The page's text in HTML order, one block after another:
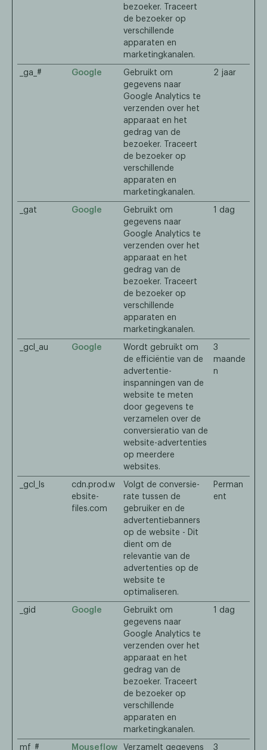
bezoeker. Traceert
de bezoeker op
verschillende
apparaten en
marketingkanalen.
_ga_# Google
Gebruikt om
gegevens naar
Google Analytics te
verzenden over het
apparaat en het
gedrag van de
bezoeker. Traceert
de bezoeker op
verschillende
apparaten en
marketingkanalen.
2 jaar
_gat Google
Gebruikt om
gegevens naar
Google Analytics te
verzenden over het
apparaat en het
gedrag van de
bezoeker. Traceert
de bezoeker op
verschillende
apparaten en
marketingkanalen.
1 dag
_gcl_au Google
Wordt gebruikt om
de efficiëntie van de
advertentie-
inspanningen van de
website te meten
door gegevens te
verzamelen over de
conversieratio van de
website-advertenties
op meerdere
websites.
3
maande
n
_gcl_ls
cdn.prod.w
ebsite-
files.com
Volgt de conversie-
rate tussen de
gebruiker en de
advertentiebanners
op de website - Dit
dient om de
relevantie van de
advertenties op de
website te
optimaliseren.
Perman
ent
_gid Google
Gebruikt om
gegevens naar
Google Analytics te
verzenden over het
apparaat en het
gedrag van de
bezoeker. Traceert
de bezoeker op
verschillende
apparaten en
marketingkanalen.
1 dag
mf_# Mouseflow
Verzamelt gegevens
3